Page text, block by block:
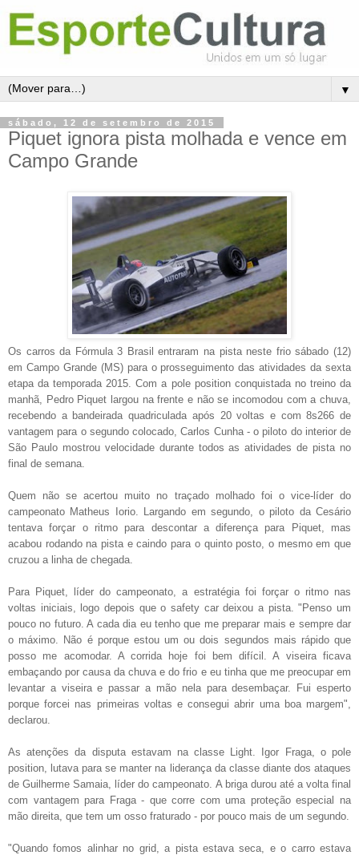
▼
sábado, 12 de setembro de 2015
Piquet ignora pista molhada e vence em
Campo Grande
Os carros da Fórmula 3 Brasil entraram na pista neste frio sábado (12)
em Campo Grande (MS) para o prosseguimento das atividades da sexta
etapa da temporada 2015. Com a pole position conquistada no treino da
manhã, Pedro Piquet largou na frente e não se incomodou com a chuva,
recebendo a bandeirada quadriculada após 20 voltas e com 8s266 de
vantagem para o segundo colocado, Carlos Cunha - o piloto do interior de
São Paulo mostrou velocidade durante todos as atividades de pista no
final de semana.
Quem não se acertou muito no traçado molhado foi o vice-líder do
campeonato Matheus Iorio. Largando em segundo, o piloto da Cesário
tentava forçar o ritmo para descontar a diferença para Piquet, mas
acabou rodando na pista e caindo para o quinto posto, o mesmo em que
cruzou a linha de chegada.
Para Piquet, líder do campeonato, a estratégia foi forçar o ritmo nas
voltas iniciais, logo depois que o safety car deixou a pista. "Penso um
pouco no futuro. A cada dia eu tenho que me preparar mais e sempre dar
o máximo. Não é porque estou um ou dois segundos mais rápido que
posso me acomodar. A corrida hoje foi bem difícil. A viseira ficava
embaçando por causa da chuva e do frio e eu tinha que me preocupar em
levantar a viseira e passar a mão nela para desembaçar. Fui esperto
porque forcei nas primeiras voltas e consegui abrir uma boa margem",
declarou.
As atenções da disputa estavam na classe Light. Igor Fraga, o pole
position, lutava para se manter na liderança da classe diante dos ataques
de Guilherme Samaia, líder do campeonato. A briga durou até a volta final
com vantagem para Fraga - que corre com uma proteção especial na
mão direita, que tem um osso fraturado - por pouco mais de um segundo.
"Quando fomos alinhar no grid, a pista estava seca, e o carro estava